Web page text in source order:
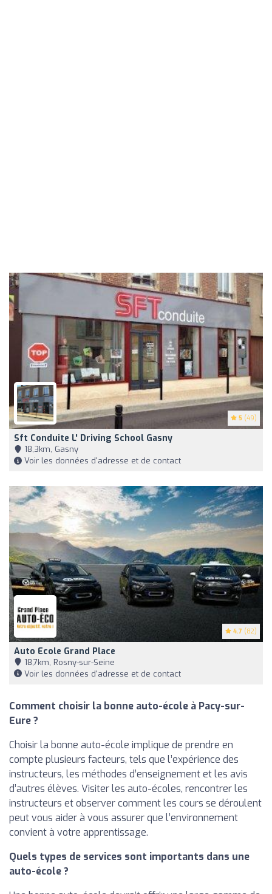
5 (49)
Sft Conduite L' Driving School Gasny
18,3km, Gasny
Voir les données d'adresse et de contact
4.7 (82)
Auto Ecole Grand Place
18,7km, Rosny-sur-Seine
Voir les données d'adresse et de contact
Comment choisir la bonne auto-école à Pacy-sur-
Eure ?
Choisir la bonne auto-école implique de prendre en
compte plusieurs facteurs, tels que l’expérience des
instructeurs, les méthodes d’enseignement et les avis
d’autres élèves. Visiter les auto-écoles, rencontrer les
instructeurs et observer comment les cours se déroulent
peut vous aider à vous assurer que l’environnement
convient à votre apprentissage.
Quels types de services sont importants dans une
auto-école ?